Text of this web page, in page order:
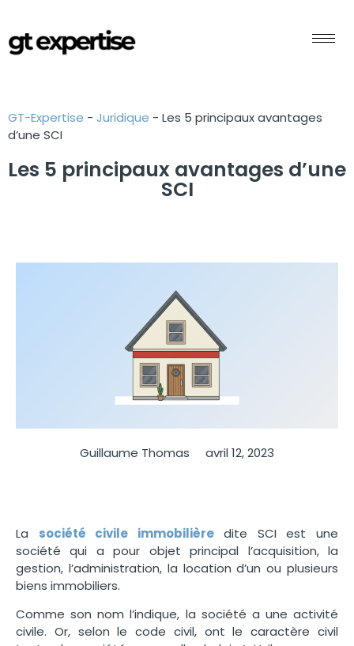
GT-Expertise - Juridique - Les 5 principaux avantages
d’une SCI
Les 5 principaux avantages d’une
SCI
Guillaume Thomas avril 12, 2023
La société civile immobilièredite SCI est une
société qui a pour objet principal l’acquisition, la
gestion, l’administration, la location d’un ou plusieurs
biens immobiliers.
Comme son nom l’indique, la société a une activité
civile. Or, selon le code civil, ont le caractère civil